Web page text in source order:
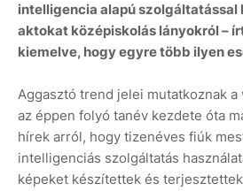
intelligencia alapú
aktokat középiskolás lányokról –
kiemelve, hogy egyre több ilyen
Aggasztó trend jelei mutatkoznak a
az éppen folyó tanév kezdete óta
hírek arról, hogy tizenéves fiúk
intelligenciás szolgáltatás
képeket készítettek és